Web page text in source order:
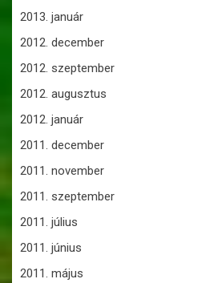
2013. január
2012. december
2012. szeptember
2012. augusztus
2012. január
2011. december
2011. november
2011. szeptember
2011. július
2011. június
2011. május